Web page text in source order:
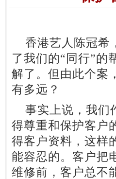
香港艺人陈冠希
了我们的“同行”的
解了。但由此个案
有多远？
事实上说，我们
得尊重和保护客户
得客户资料，这样
能容忍的。客户把
维修前，客户总不